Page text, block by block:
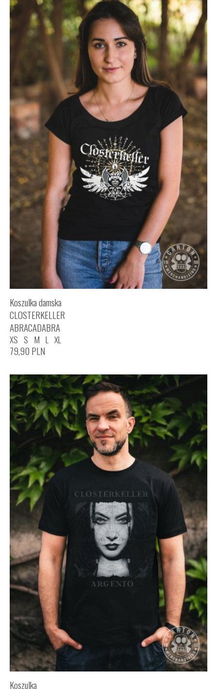
Koszulka damska
CLOSTERKELLER
ABRACADABRA
XS S M L XL
79,90 PLN
Koszulka